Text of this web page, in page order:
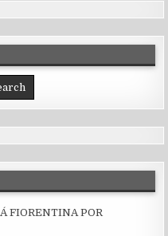
FIORENTINA POR